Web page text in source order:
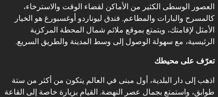
العصور الوسطى الكثير من الأماكن لقضاء الوقت والاسترخاء،
كالمسرح والبارات والمطاعم. فندق ليوناردو أوغسبورغ هو الخيار
الأمثل لإقامتك، ويتمتع بموقع ملائم شمال المحطة المركزية
الرئيسية، مع سهولة الوصول إلى وسط المدينة والطريق السريع.
تعرّف على محيطك
اذهب إلى دار البلدية، أول مبنى في العالم يتكون من أكثر من ستة
طوابق، واستمتع بجمال عصر النهضة. القيام بزيارة خاصة إلى القاعة